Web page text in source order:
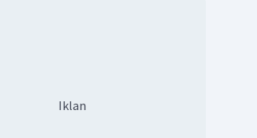
Iklan